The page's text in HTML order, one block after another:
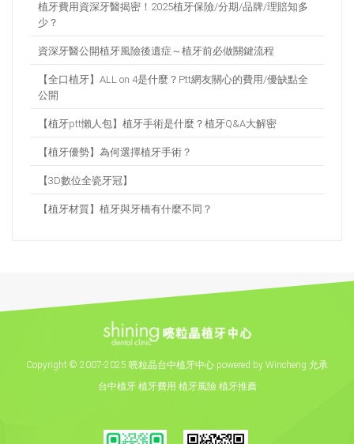
植牙費用資深牙醫揭密！2025植牙保險/分期/品牌/理賠知多
少？
資深牙醫公開植牙風險後遺症～植牙前必做關鍵流程
【全口植牙】ALL on 4是什麼？Ptt網友關心的費用/優缺點全
公開
【植牙ptt懶人包】植牙手術是什麼？植牙Q&A大解密
【植牙優勢】為何選擇植牙手術？
【3D數位全瓷牙冠】
【植牙材質】植牙與牙橋有什麼不同？
Copyright © 2007-2025 喨粒晶台中植牙中心.powered by Wincheng 允承
台中植牙 植牙費用 植牙風險 植牙推薦